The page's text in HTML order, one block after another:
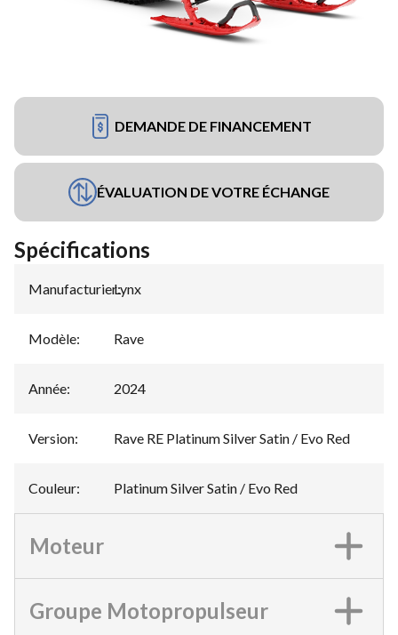
DEMANDE DE FINANCEMENT
ÉVALUATION DE VOTRE ÉCHANGE
Spécifications
Manufacturier:
Lynx
Modèle: Rave
Année: 2024
Version: Rave RE Platinum Silver Satin / Evo Red
Couleur: Platinum Silver Satin / Evo Red
Moteur
Groupe Motopropulseur